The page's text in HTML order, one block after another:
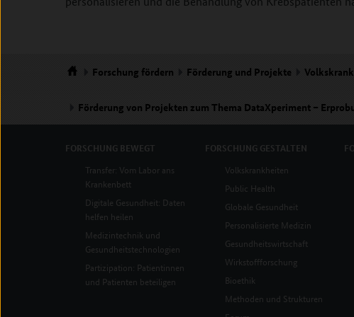
Forschung fördern Förderung und Projekte
Förderung von Projekten zum Thema DataXperiment –
MaPION - Eine innovative Hochdurchsatz-Plattform zur
FORSCHUNG BEWEGT
Transfer: Vom Labor ans
Krankenbett
Digitale Gesundheit: Daten
helfen heilen
Medizintechnik und
Gesundheitstechnologien
Partizipation: Patientinnen
und Patienten beteiligen
FORSCHUNG GESTALTEN
Volkskrankheiten
Public Health
Globale Gesundheit
Personalisierte Medizin
Gesundheitswirtschaft
Wirkstoffforschung
Bioethik
Methoden und Strukturen